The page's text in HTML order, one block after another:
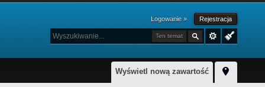
Logowanie » Rejestracja
Ten temat
Wyświetl nową zawartość